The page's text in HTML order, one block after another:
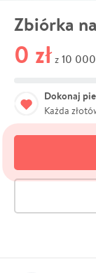
Zbiórka
0 zł z 10 000
Dokonaj
Każda